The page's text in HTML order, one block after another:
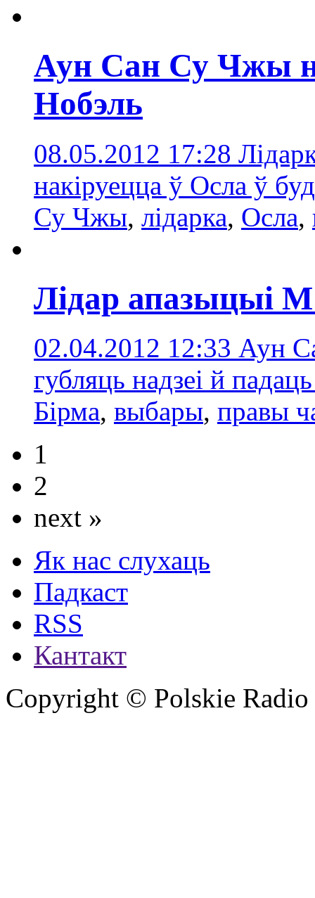
Аун Сан Су Чжы
Нобэль
08.05.2012 17:28
накіруецца ў Осла ў
Су Чжы, лідарка, Осла,
Лідар апазыцыі
02.04.2012 12:33 Аун
губляць надзеі й
Бірмa, выбары, правы
1
2
next »
Як нас слухаць
Падкаст
RSS
Кантакт
Copyright © Polskie